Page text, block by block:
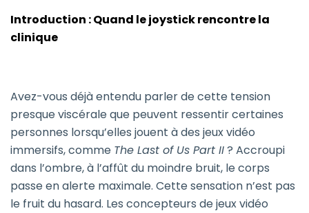
Introduction : Quand le joystick rencontre la
clinique
Avez-vous déjà entendu parler de cette tension
presque viscérale que peuvent ressentir certaines
personnes lorsqu’elles jouent à des jeux vidéo
immersifs, comme The Last of Us Part II? Accroupi
dans l’ombre, à l’affût du moindre bruit, le corps
passe en alerte maximale. Cette sensation n’est pas
le fruit du hasard. Les concepteurs de jeux vidéo